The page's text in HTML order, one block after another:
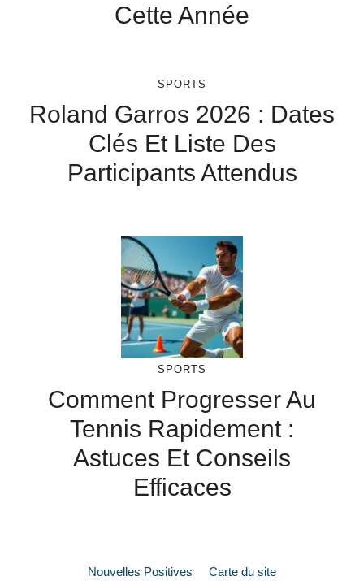
Cette Année
SPORTS
Roland Garros 2026 : Dates
Clés Et Liste Des
Participants Attendus
SPORTS
Comment Progresser Au
Tennis Rapidement :
Astuces Et Conseils
Efficaces
Nouvelles Positives Carte du site